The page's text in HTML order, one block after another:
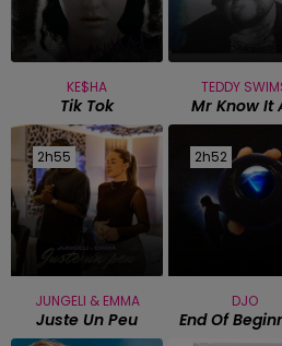
KE$HA
Tik Tok
TEDDY
Mr Know It
2h55
2h55
JUNGELI & EMMA
Juste Un Peu
2h52
2h52
DJO
End Of